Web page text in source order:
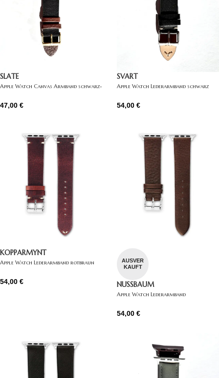
SLATE
Apple Watch Canvas Armband schwarz-
47,00 €
SVART
Apple Watch Lederarmband schwarz
54,00 €
KOPPARMYNT
Apple Watch Lederarmband rotbraun
54,00 €
AUSVER
KAUFT
NUSSBAUM
Apple Watch Lederarmband
54,00 €